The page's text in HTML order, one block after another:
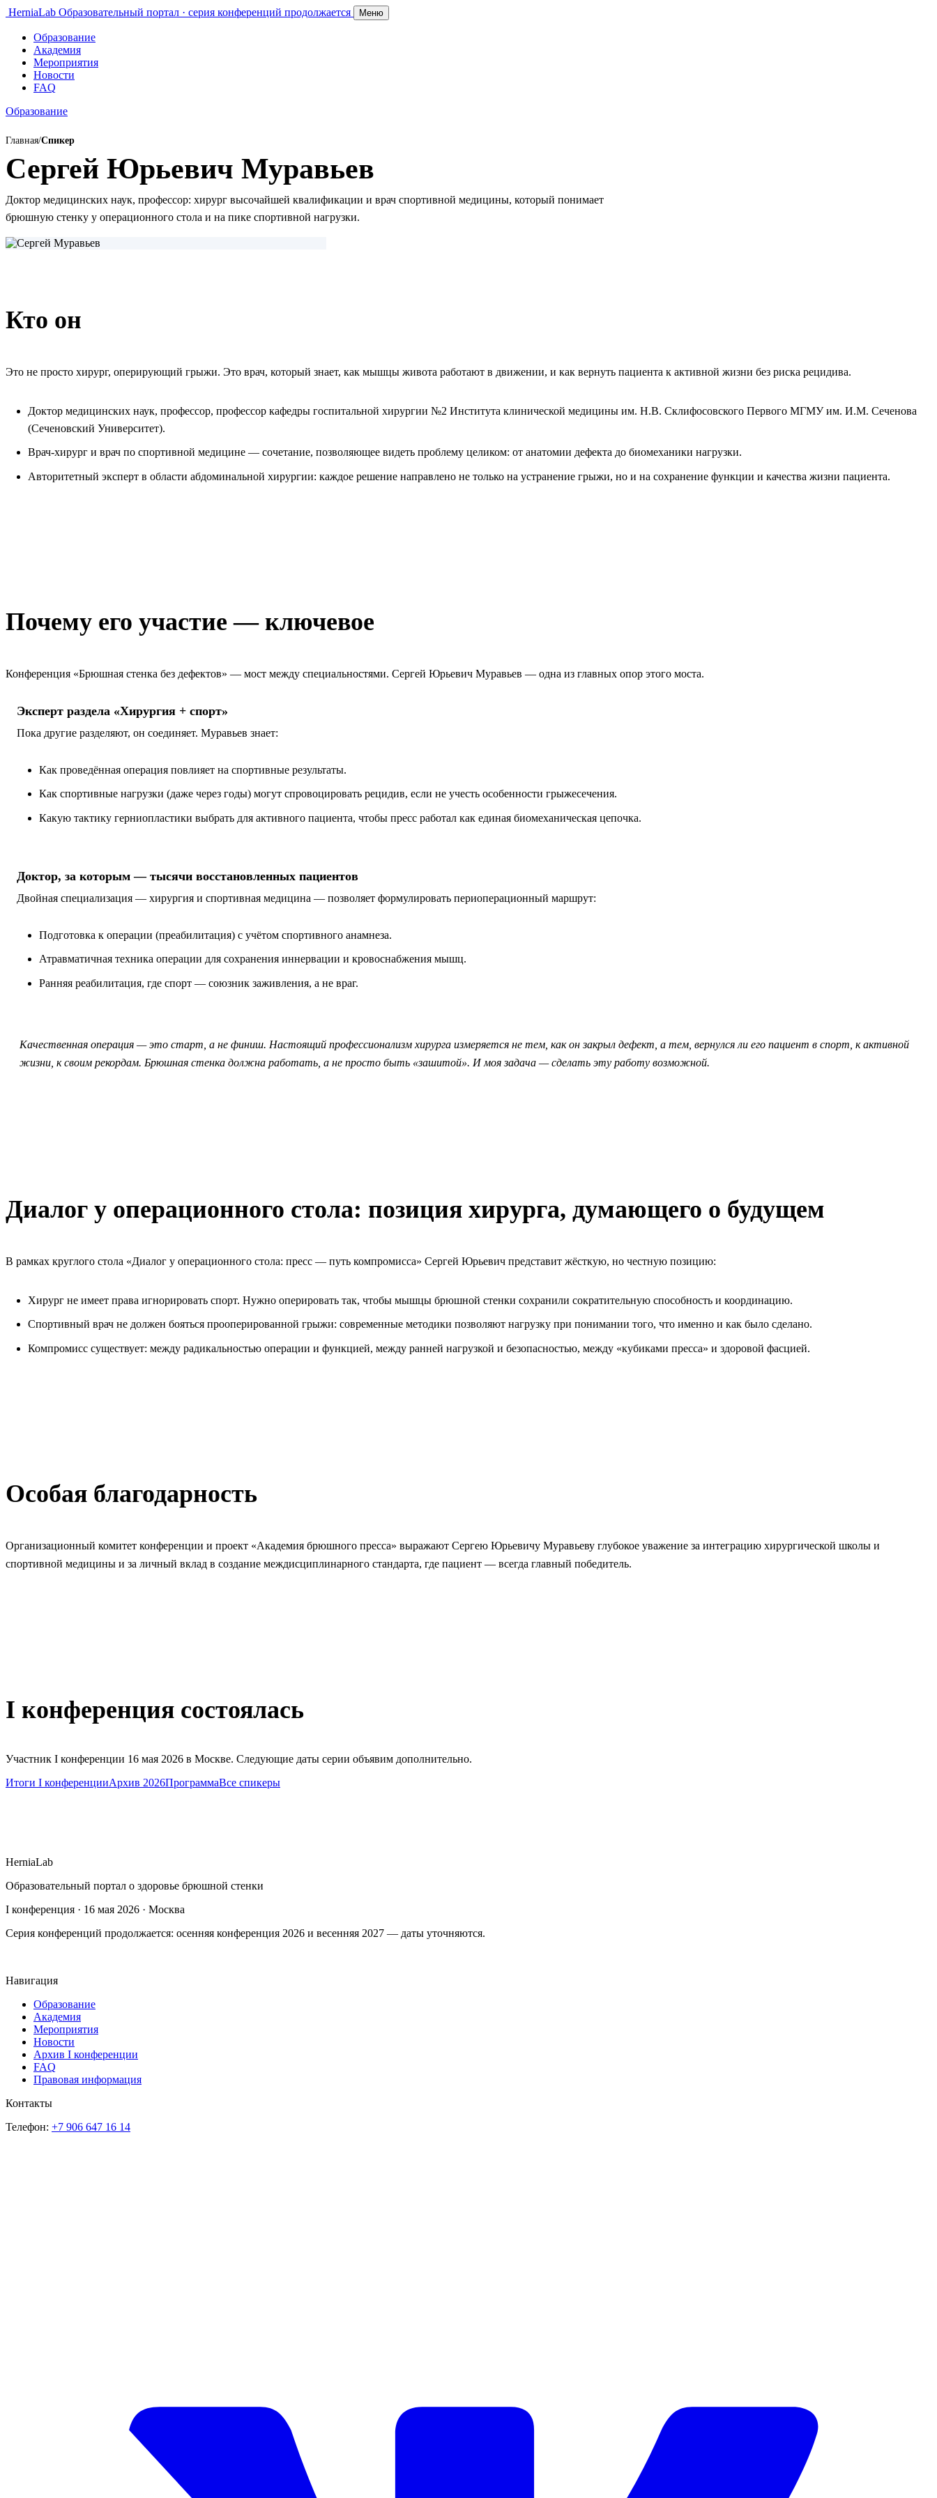
HerniaLab Образовательный портал · серия конференций продолжается Меню
Образование
Академия
Мероприятия
Новости
FAQ
Образование
Главная/Спикер
Сергей Юрьевич Муравьев
Доктор медицинских наук, профессор: хирург высочайшей квалификации и врач спортивной медицины, который понимает
брюшную стенку у операционного стола и на пике спортивной нагрузки.
Кто он
Это не просто хирург, оперирующий грыжи. Это врач, который знает, как мышцы живота работают в движении, и как вернуть пациента к активной жизни без риска рецидива.
Доктор медицинских наук, профессор, профессор кафедры госпитальной хирургии №2 Института клинической медицины им. Н.В. Склифосовского Первого МГМУ им. И.М. Сеченова
(Сеченовский Университет).
Врач-хирург и врач по спортивной медицине — сочетание, позволяющее видеть проблему целиком: от анатомии дефекта до биомеханики нагрузки.
Авторитетный эксперт в области абдоминальной хирургии: каждое решение направлено не только на устранение грыжи, но и на сохранение функции и качества жизни пациента.
Почему его участие — ключевое
Конференция «Брюшная стенка без дефектов» — мост между специальностями. Сергей Юрьевич Муравьев — одна из главных опор этого моста.
Эксперт раздела «Хирургия + спорт»
Пока другие разделяют, он соединяет. Муравьев знает:
Как проведённая операция повлияет на спортивные результаты.
Как спортивные нагрузки (даже через годы) могут спровоцировать рецидив, если не учесть особенности грыжесечения.
Какую тактику герниопластики выбрать для активного пациента, чтобы пресс работал как единая биомеханическая цепочка.
Доктор, за которым — тысячи восстановленных пациентов
Двойная специализация — хирургия и спортивная медицина — позволяет формулировать периоперационный маршрут:
Подготовка к операции (преабилитация) с учётом спортивного анамнеза.
Атравматичная техника операции для сохранения иннервации и кровоснабжения мышц.
Ранняя реабилитация, где спорт — союзник заживления, а не враг.
Качественная операция — это старт, а не финиш. Настоящий профессионализм хирурга измеряется не тем, как он закрыл дефект, а тем, вернулся ли его пациент в спорт, к активной
жизни, к своим рекордам. Брюшная стенка должна работать, а не просто быть «зашитой». И моя задача — сделать эту работу возможной.
Диалог у операционного стола: позиция хирурга, думающего о будущем
В рамках круглого стола «Диалог у операционного стола: пресс — путь компромисса» Сергей Юрьевич представит жёсткую, но честную позицию:
Хирург не имеет права игнорировать спорт. Нужно оперировать так, чтобы мышцы брюшной стенки сохранили сократительную способность и координацию.
Спортивный врач не должен бояться прооперированной грыжи: современные методики позволяют нагрузку при понимании того, что именно и как было сделано.
Компромисс существует: между радикальностью операции и функцией, между ранней нагрузкой и безопасностью, между «кубиками пресса» и здоровой фасцией.
Особая благодарность
Организационный комитет конференции и проект «Академия брюшного пресса» выражают Сергею Юрьевичу Муравьеву глубокое уважение за интеграцию хирургической школы и
спортивной медицины и за личный вклад в создание междисциплинарного стандарта, где пациент — всегда главный победитель.
I конференция состоялась
Участник I конференции 16 мая 2026 в Москве. Следующие даты серии объявим дополнительно.
Итоги I конференцииАрхив 2026ПрограммаВсе спикеры
HerniaLab
Образовательный портал о здоровье брюшной стенки
I конференция · 16 мая 2026 · Москва
Серия конференций продолжается: осенняя конференция 2026 и весенняя 2027 — даты уточняются.
Навигация
Образование
Академия
Мероприятия
Новости
Архив I конференции
FAQ
Правовая информация
Контакты
Телефон: +7 906 647 16 14